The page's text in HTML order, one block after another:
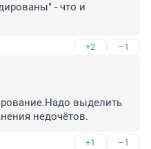
- что и
+2 –1
выделить
недочётов.
+1 –1